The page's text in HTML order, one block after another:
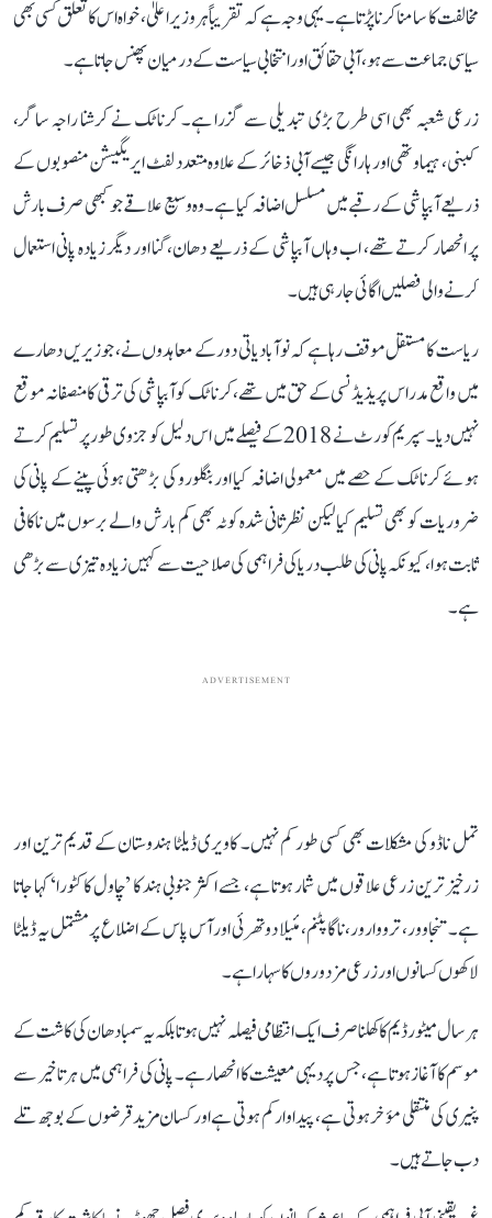
مخالفت کا سامنا کرنا پڑتا ہے۔ یہی وجہ ہے کہ تقریباً ہر وزیر اعلیٰ، خواہ اس کا تعلق کسی بھی
سیاسی جماعت سے ہو، آبی حقائق اور انتخابی سیاست کے درمیان پھنس جاتا ہے۔
زرعی شعبہ بھی اسی طرح بڑی تبدیلی سے گزرا ہے۔ کرناٹک نے کرشنا راجہ ساگر،
کبنی، ہیماوتھی اور ہارانگی جیسے آبی ذخائر کے علاوہ متعدد لفٹ ایریگیشن منصوبوں کے
ذریعے آبپاشی کے رقبے میں مسلسل اضافہ کیا ہے۔ وہ وسیع علاقے جو کبھی صرف بارش
پر انحصار کرتے تھے، اب وہاں آبپاشی کے ذریعے دھان، گنا اور دیگر زیادہ پانی استعمال
کرنے والی فصلیں اگائی جا رہی ہیں۔
ریاست کا مستقل موقف رہا ہے کہ نوآبادیاتی دور کے معاہدوں نے، جو زیریں دھارے
میں واقع مدراس پریذیڈنسی کے حق میں تھے، کرناٹک کو آبپاشی کی ترقی کا منصفانہ موقع
نہیں دیا۔ سپریم کورٹ نے 2018 کے فیصلے میں اس دلیل کو جزوی طور پر تسلیم کرتے
ہوئے کرناٹک کے حصے میں معمولی اضافہ کیا اور بنگلورو کی بڑھتی ہوئی پینے کے پانی کی
ضروریات کو بھی تسلیم کیا لیکن نظرثانی شدہ کوٹہ بھی کم بارش والے برسوں میں ناکافی
ثابت ہوا، کیونکہ پانی کی طلب دریا کی فراہمی کی صلاحیت سے کہیں زیادہ تیزی سے بڑھی
ہے۔
ADVERTISEMENT
تمل ناڈو کی مشکلات بھی کسی طور کم نہیں۔ کاویری ڈیلٹا ہندوستان کے قدیم ترین اور
زرخیز ترین زرعی علاقوں میں شمار ہوتا ہے، جسے اکثر جنوبی ہند کا ’چاول کا کٹورا‘ کہا جاتا
ہے۔ تنجاوور، ترووارور، ناگاپٹنم، مئیلا دوتھرئی اور آس پاس کے اضلاع پر مشتمل یہ ڈیلٹا
لاکھوں کسانوں اور زرعی مزدوروں کا سہارا ہے۔
ہر سال میٹور ڈیم کا کھلنا صرف ایک انتظامی فیصلہ نہیں ہوتا بلکہ یہ سمبا دھان کی کاشت کے
موسم کا آغاز ہوتا ہے، جس پر دیہی معیشت کا انحصار ہے۔ پانی کی فراہمی میں ہر تاخیر سے
پنیری کی منتقلی مؤخر ہوتی ہے، پیداوار کم ہوتی ہے اور کسان مزید قرضوں کے بوجھ تلے
دب جاتے ہیں۔